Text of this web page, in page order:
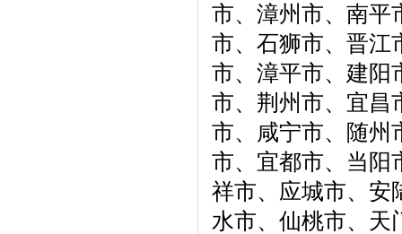
市、漳州市、南平
市、石狮市、晋江
市、漳平市、建阳
市、荆州市、宜昌
市、咸宁市、随州
市、宜都市、当阳
祥市、应城市、安
水市、仙桃市、天